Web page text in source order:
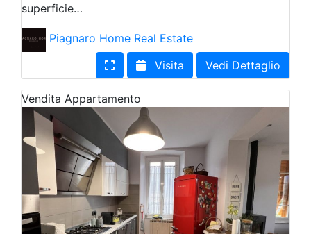
superficie…
Piagnaro Home Real Estate
Visita
Vedi Dettaglio
Vendita Appartamento